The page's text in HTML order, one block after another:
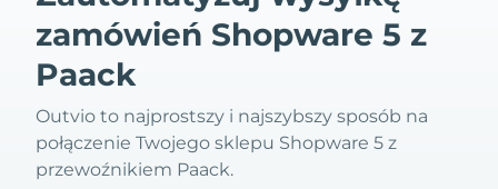
zamówień Shopware 5 z
Paack
Outvio to najprostszy i najszybszy sposób na
połączenie Twojego sklepu Shopware 5 z
przewoźnikiem Paack.